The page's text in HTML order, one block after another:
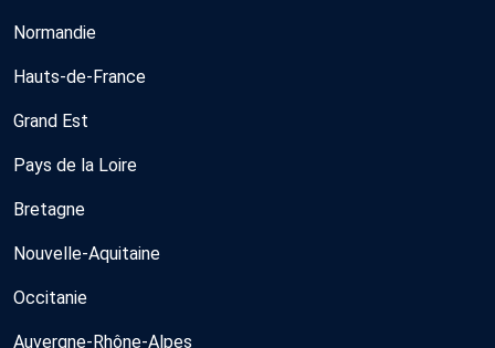
Normandie
Hauts-de-France
Grand Est
Pays de la Loire
Bretagne
Nouvelle-Aquitaine
Occitanie
Auvergne-Rhône-Alpes